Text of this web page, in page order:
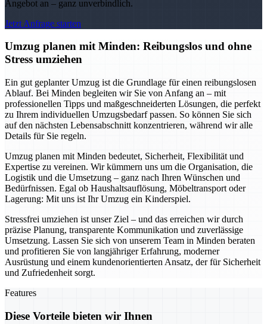
Angebot an – ganz unverbindlich.
Jetzt Anfrage starten
Umzug planen mit Minden: Reibungslos und ohne
Stress umziehen
Ein gut geplanter Umzug ist die Grundlage für einen reibungslosen
Ablauf. Bei Minden begleiten wir Sie von Anfang an – mit
professionellen Tipps und maßgeschneiderten Lösungen, die perfekt
zu Ihrem individuellen Umzugsbedarf passen. So können Sie sich
auf den nächsten Lebensabschnitt konzentrieren, während wir alle
Details für Sie regeln.
Umzug planen mit Minden bedeutet, Sicherheit, Flexibilität und
Expertise zu vereinen. Wir kümmern uns um die Organisation, die
Logistik und die Umsetzung – ganz nach Ihren Wünschen und
Bedürfnissen. Egal ob Haushaltsauflösung, Möbeltransport oder
Lagerung: Mit uns ist Ihr Umzug ein Kinderspiel.
Stressfrei umziehen ist unser Ziel – und das erreichen wir durch
präzise Planung, transparente Kommunikation und zuverlässige
Umsetzung. Lassen Sie sich von unserem Team in Minden beraten
und profitieren Sie von langjähriger Erfahrung, moderner
Ausrüstung und einem kundenorientierten Ansatz, der für Sicherheit
und Zufriedenheit sorgt.
Features
Diese Vorteile bieten wir Ihnen